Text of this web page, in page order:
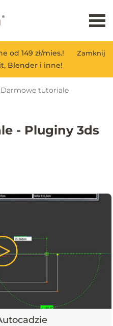
Zamknij
od 149 zł/mies.!
Blender i inne!
Darmowe tutoriale
- Pluginy 3ds